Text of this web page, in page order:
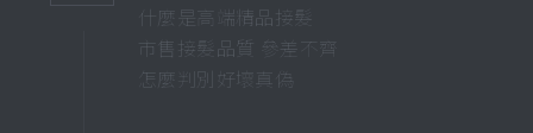
什麼是高端精品接髮
市售接髮品質 參差不齊
怎麼判別好壞真偽